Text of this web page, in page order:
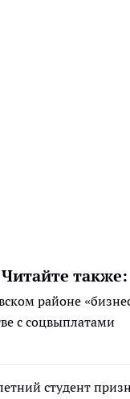
Читайте также:
районе
с соцвыплатами
студент